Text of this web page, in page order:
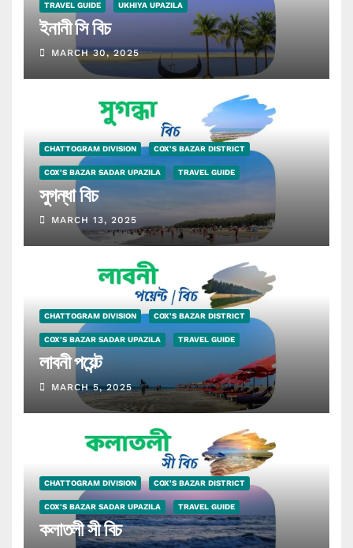
TRAVEL GUIDE UKHIYA UPAZILA
ইনানী সি বিচ
MARCH 30, 2025
CHATTOGRAM DIVISION COX'S BAZAR DISTRICT
COX'S BAZAR SADAR UPAZILA TRAVEL GUIDE
সুগন্ধা বিচ
MARCH 13, 2025
CHATTOGRAM DIVISION COX'S BAZAR DISTRICT
COX'S BAZAR SADAR UPAZILA TRAVEL GUIDE
লাবনী পয়েন্ট
MARCH 5, 2025
CHATTOGRAM DIVISION COX'S BAZAR DISTRICT
COX'S BAZAR SADAR UPAZILA TRAVEL GUIDE
কলাতলী সী বিচ